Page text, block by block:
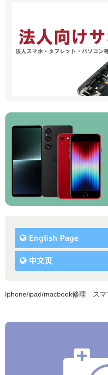
English Page
中文页
Iphone/ipad/macbook修理 スマ